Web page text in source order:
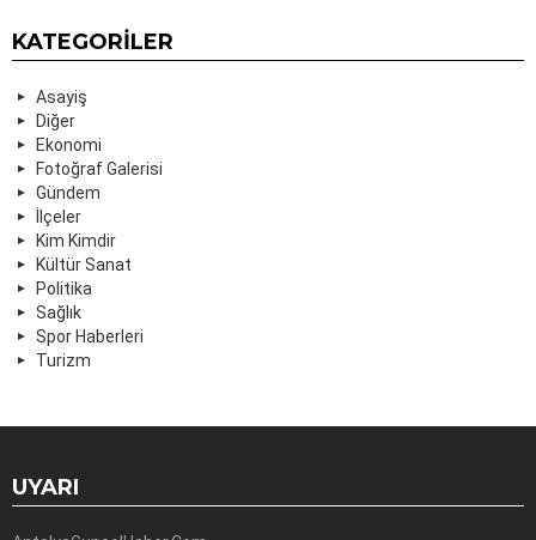
KATEGORILER
Asayiş
Diğer
Ekonomi
Fotoğraf Galerisi
Gündem
İlçeler
Kim Kimdir
Kültür Sanat
Politika
Sağlık
Spor Haberleri
Turizm
UYARI